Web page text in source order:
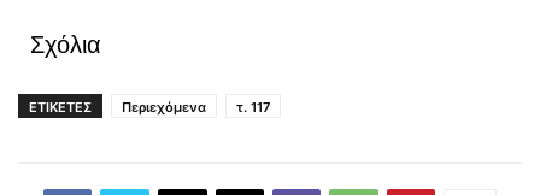
Σχόλια
ΕΤΙΚΕΤΕΣ Περιεχόμενα τ. 117